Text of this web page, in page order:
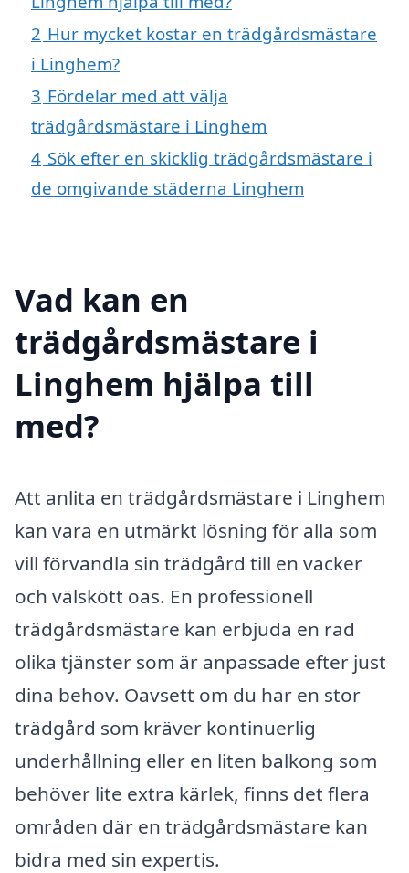
2 Hur mycket kostar en trädgårdsmästare
i Linghem?
3 Fördelar med att välja
trädgårdsmästare i Linghem
4 Sök efter en skicklig trädgårdsmästare i
de omgivande städerna Linghem
Vad kan en
trädgårdsmästare i
Linghem hjälpa till
med?
Att anlita en trädgårdsmästare i Linghem
kan vara en utmärkt lösning för alla som
vill förvandla sin trädgård till en vacker
och välskött oas. En professionell
trädgårdsmästare kan erbjuda en rad
olika tjänster som är anpassade efter just
dina behov. Oavsett om du har en stor
trädgård som kräver kontinuerlig
underhållning eller en liten balkong som
behöver lite extra kärlek, finns det flera
områden där en trädgårdsmästare kan
bidra med sin expertis.